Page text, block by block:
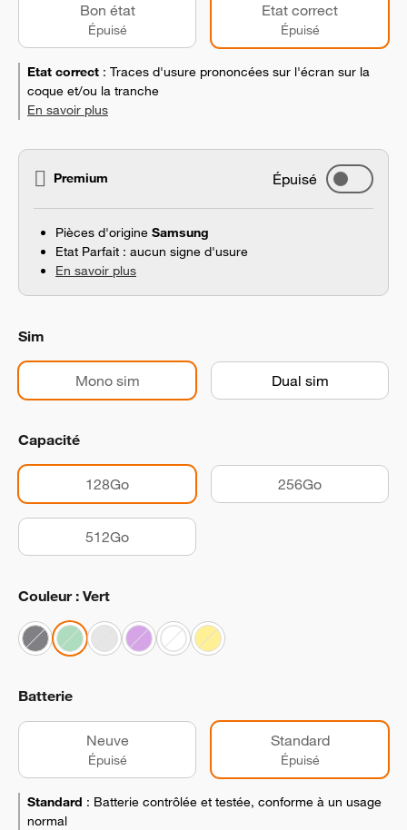
Bon état
Épuisé
Etat correct
Épuisé
Etat correct : Traces d'usure prononcées sur l'écran sur la
coque et/ou la tranche
En savoir plus
Premium Épuisé
Pièces d'origine Samsung
Etat Parfait : aucun signe d'usure
En savoir plus
Sim
Mono sim Dual sim
Capacité
128Go 256Go
512Go
Couleur : Vert
Batterie
Neuve
Épuisé
Standard
Épuisé
Standard : Batterie contrôlée et testée, conforme à un usage
normal